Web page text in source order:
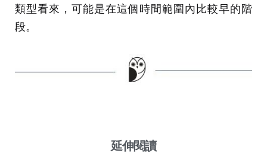
類型看來，可能是在這個時間範圍內比較早的階
段。
延伸閱讀